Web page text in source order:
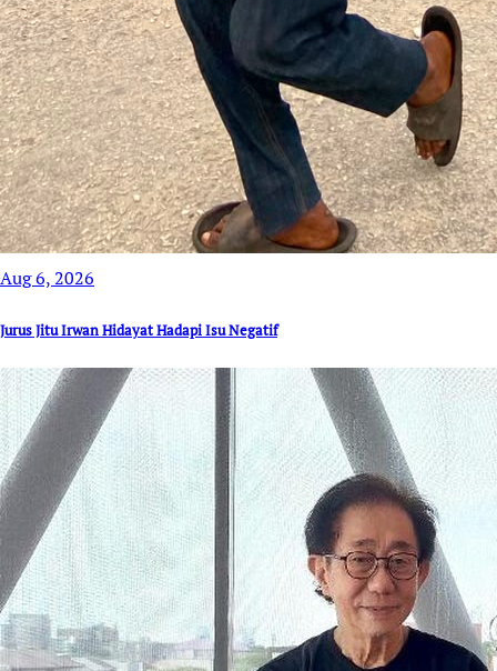
Aug 6, 2026
Jurus Jitu Irwan Hidayat Hadapi Isu Negatif